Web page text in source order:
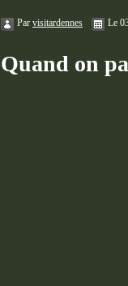
Par visitardennes Le
Quand on